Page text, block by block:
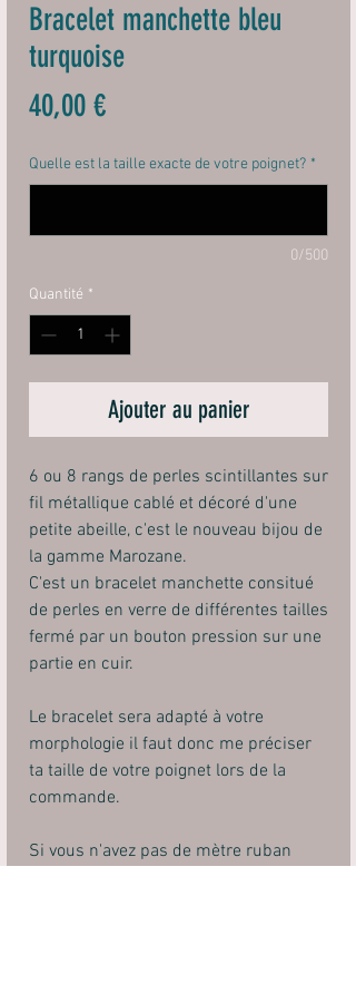
Bracelet manchette bleu
turquoise
40,00 €Prix
Quelle est la taille exacte de votre poignet? *
0/500
Quantité *
Ajouter au panier
6 ou 8 rangs de perles scintillantes sur
fil métallique cablé et décoré d'une
petite abeille, c'est le nouveau bijou de
la gamme Marozane.
C'est un bracelet manchette consitué
de perles en verre de différentes tailles
fermé par un bouton pression sur une
partie en cuir.
Le bracelet sera adapté à votre
morphologie il faut donc me préciser
ta taille de votre poignet lors de la
commande.
Si vous n'avez pas de mètre ruban